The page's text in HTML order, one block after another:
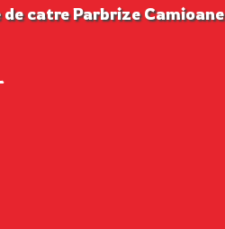
catre Parbrize Camioane